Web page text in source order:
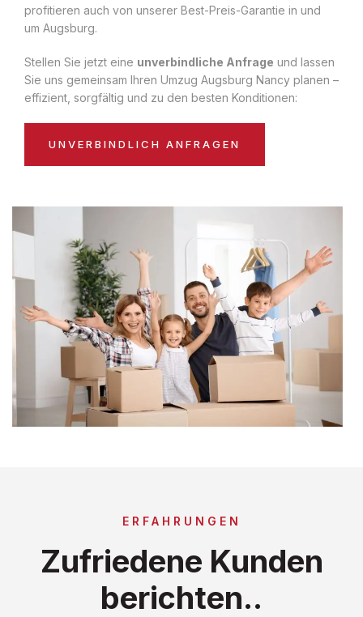
profitieren auch von unserer Best-Preis-Garantie in und
um Augsburg.
Stellen Sie jetzt eine unverbindliche Anfrage und lassen
Sie uns gemeinsam Ihren Umzug Augsburg Nancy planen –
effizient, sorgfältig und zu den besten Konditionen:
UNVERBINDLICH ANFRAGEN
ERFAHRUNGEN
Zufriedene Kunden
berichten..